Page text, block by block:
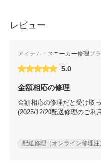
レビュー
アイテム： スニーカー修理ブ
5.0
金額相応の修理
金額相応の修理だと受け取
(2025/12/20配送修理のご利
配送修理（オンライン修理